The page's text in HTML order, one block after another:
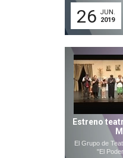
26 JUN.
2019
Estreno
El Grupo de
"El